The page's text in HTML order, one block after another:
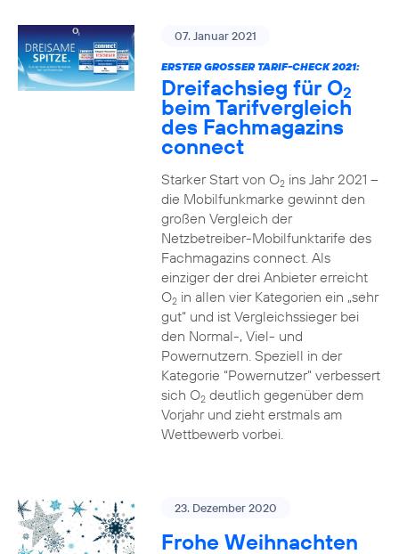
07. Januar 2021
ERSTER GROSSER TARIF-CHECK 2021:
Dreifachsieg für O2
beim Tarifvergleich
des Fachmagazins
connect
Starker Start von O2ins Jahr 2021 –
die Mobilfunkmarke gewinnt den
großen Vergleich der
Netzbetreiber-Mobilfunktarife des
Fachmagazins connect. Als
einziger der drei Anbieter erreicht
O2in allen vier Kategorien ein „sehr
gut“ und ist Vergleichssieger bei
den Normal-, Viel- und
Powernutzern. Speziell in der
Kategorie “Powernutzer” verbessert
sich O2deutlich gegenüber dem
Vorjahr und zieht erstmals am
Wettbewerb vorbei.
23. Dezember 2020
Frohe Weihnachten